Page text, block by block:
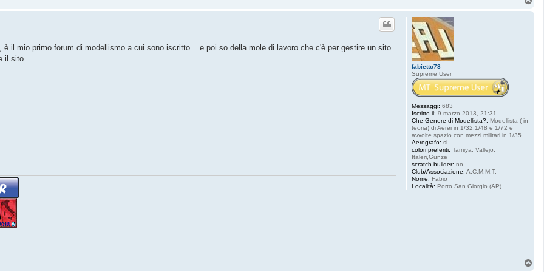
fabietto78
Supreme User
Messaggi: 683
Iscritto il: 9 marzo 2013, 21:31
Che Genere di Modellista?: Modellista ( in
teoria) di Aerei in 1/32,1/48 e 1/72 e
avvolte spazio con mezzi militari in 1/35
Aerografo: si
colori preferiti: Tamiya, Vallejo,
Italeri,Gunze
scratch builder: no
Club/Associazione: A.C.M.M.T.
Nome: Fabio
Località: Porto San Giorgio (AP)
il mio primo forum di modellismo a cui sono iscritto....e poi so della mole di lavoro che c'è per gestire un sito
il sito.